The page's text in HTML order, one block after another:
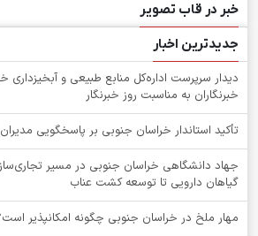
خبر در قاب تصویر
جدیدترین اخبار
دیدار سرپرست اداره‌کل منابع طبیعی و آبخیزداری
خبرنگاران به مناسبت روز خبرنگار
تأکید استاندار خراسان جنوبی بر پاسخگویی
جهاد دانشگاهی خراسان جنوبی در مسیر
گیاهان دارویی تا توسعه کشت عناب
‌مهار ملخ در خراسان جنوبی چگونه امکانپذیر